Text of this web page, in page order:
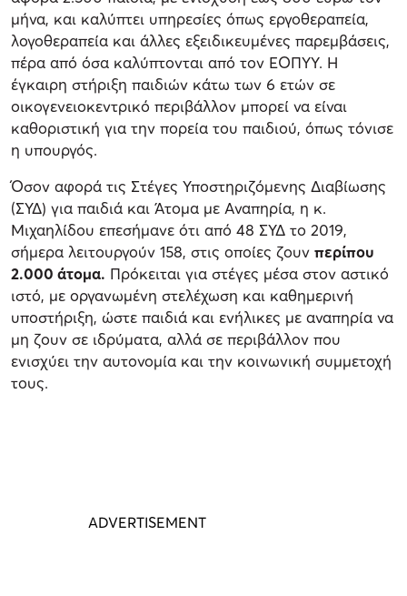
μήνα, και καλύπτει υπηρεσίες όπως εργοθεραπεία,
λογοθεραπεία και άλλες εξειδικευμένες παρεμβάσεις,
πέρα από όσα καλύπτονται από τον ΕΟΠΥΥ. Η
έγκαιρη στήριξη παιδιών κάτω των 6 ετών σε
οικογενειοκεντρικό περιβάλλον μπορεί να είναι
καθοριστική για την πορεία του παιδιού, όπως τόνισε
η υπουργός.
Όσον αφορά τις Στέγες Υποστηριζόμενης Διαβίωσης
(ΣΥΔ) για παιδιά και Άτομα με Αναπηρία, η κ.
Μιχαηλίδου επεσήμανε ότι από 48 ΣΥΔ το 2019,
σήμερα λειτουργούν 158, στις οποίες ζουν περίπου
2.000 άτομα. Πρόκειται για στέγες μέσα στον αστικό
ιστό, με οργανωμένη στελέχωση και καθημερινή
υποστήριξη, ώστε παιδιά και ενήλικες με αναπηρία να
μη ζουν σε ιδρύματα, αλλά σε περιβάλλον που
ενισχύει την αυτονομία και την κοινωνική συμμετοχή
τους.